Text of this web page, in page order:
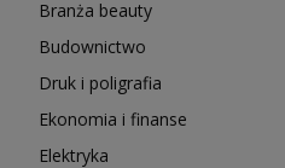
Branża beauty
Budownictwo
Druk i poligrafia
Ekonomia i finanse
Elektryka